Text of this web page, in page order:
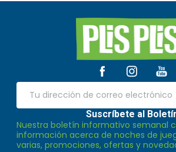
página
Dirección
correo
electrónico
Suscríbete al
Nuestra boletín informativo semanal
información acerca de noches de
varias, promociones, ofertas y